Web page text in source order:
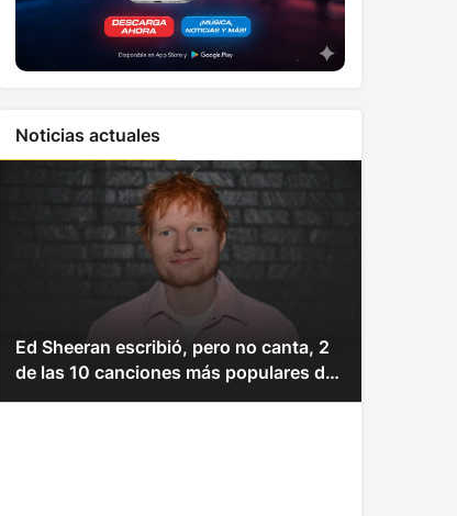
Noticias actuales
Ed Sheeran escribió, pero no canta, 2
de las 10 canciones más populares del
mundo esta semana